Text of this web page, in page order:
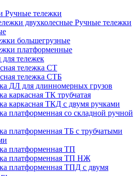
Ручные тележки
Ручные тележки
большегрузные
платформенные
тележек
тележка СТ
тележка СТБ
ДЛ для длинномерных грузов
каркасная ТК трубчатая
каркасная ТКД с двумя ручками
платформенная со складной ручной
платформенная ТБ с трубчатыми
платформенная ТП
платформенная ТП НЖ
платформенная ТПД с двумя